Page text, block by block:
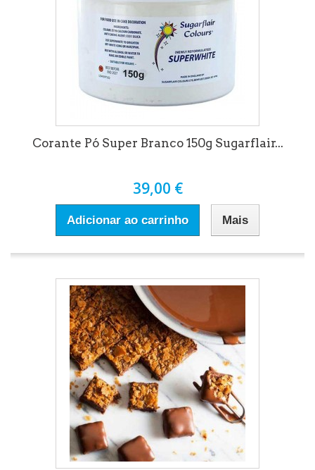
Corante Pó Super Branco 150g Sugarflair...
39,00 €
Adicionar ao carrinho Mais